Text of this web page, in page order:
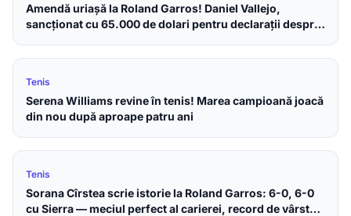
Amendă uriașă la Roland Garros! Daniel Vallejo,
sancționat cu 65.000 de dolari pentru declarații despre
Tenis
Serena Williams revine în tenis! Marea campioană joacă
din nou după aproape patru ani
Tenis
Sorana Cîrstea scrie istorie la Roland Garros: 6-0, 6-0
cu Sierra — meciul perfect al carierei, record de vârstă